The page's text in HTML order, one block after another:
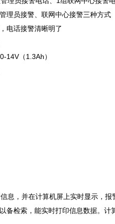
理员接警、联网中心接警三种方式
电话接警清晰明了
14V（1.3Ah）
息，并在计算机屏上实时显示，
备检索，能实时打印信息数据。计